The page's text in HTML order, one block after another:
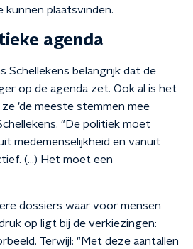
kunnen plaatsvinden.
agenda
Schellekens belangrijk dat de
op de agenda zet. Ook al is het
'de meeste stemmen mee
"De politiek moet
medemenselijkheid en vanuit
(...) Het moet een
dossiers waar voor mensen
op ligt bij de verkiezingen:
Terwijl: "Met deze aantallen